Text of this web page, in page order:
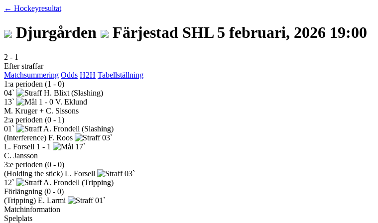
← Hockeyresultat
Djurgården Färjestad SHL 5 februari, 2026 19:00
2 - 1
Efter straffar
Matchsummering Odds H2H Tabellställning
1:a perioden (1 - 0)
04`
H. Blixt (Slashing)
13`
1 - 0 V. Eklund
M. Kruger + C. Sissons
2:a perioden (0 - 1)
01`
A. Frondell (Slashing)
(Interference) F. Roos
03`
L. Forsell 1 - 1
17`
C. Jansson
3:e perioden (0 - 0)
(Holding the stick) L. Forsell
03`
12`
A. Frondell (Tripping)
Förlängning (0 - 0)
(Tripping) E. Larmi
01`
Matchinformation
Spelplats